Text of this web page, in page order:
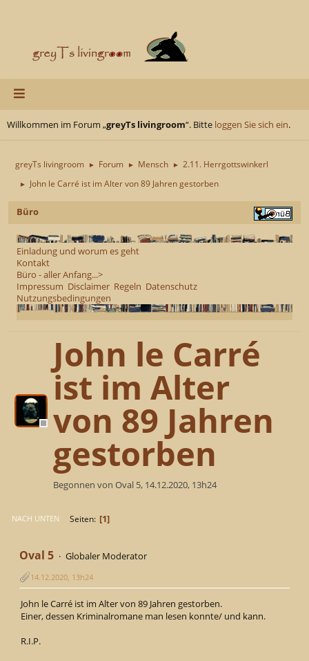
Willkommen im Forum „greyTs livingroom“. Bitte loggen Sie sich ein.
greyTs livingroom ► Forum ► Mensch ► 2.11. Herrgottswinkerl
► John le Carré ist im Alter von 89 Jahren gestorben
Büro
Einladung und worum es geht
Kontakt
Büro - aller Anfang...>
Impressum Disclaimer Regeln Datenschutz
Nutzungsbedingungen
John le Carré
ist im Alter
von 89 Jahren
gestorben
Begonnen von Oval 5, 14.12.2020, 13h24
NACH UNTEN Seiten 1
Oval 5 Globaler Moderator
14.12.2020, 13h24
John le Carré ist im Alter von 89 Jahren gestorben.
Einer, dessen Kriminalromane man lesen konnte/ und kann.
R.I.P.